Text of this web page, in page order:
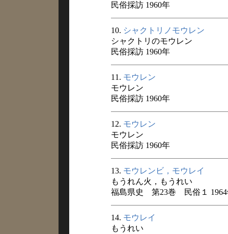
民俗採訪 1960年
10. シャクトリノモウレン
シャクトリのモウレン
民俗採訪 1960年
11. モウレン
モウレン
民俗採訪 1960年
12. モウレン
モウレン
民俗採訪 1960年
13. モウレンビ，モウレイ
もうれん火，もうれい
福島県史 第23巻 民俗１ 1964
14. モウレイ
もうれい